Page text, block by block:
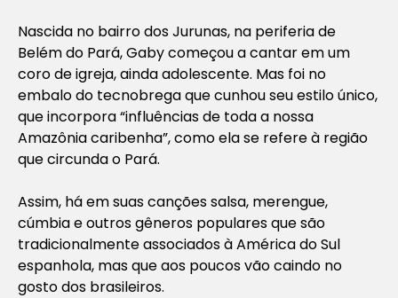
Nascida no bairro dos Jurunas, na periferia de
Belém do Pará, Gaby começou a cantar em um
coro de igreja, ainda adolescente. Mas foi no
embalo do tecnobrega que cunhou seu estilo único,
que incorpora “influências de toda a nossa
Amazônia caribenha”, como ela se refere à região
que circunda o Pará.
Assim, há em suas canções salsa, merengue,
cúmbia e outros gêneros populares que são
tradicionalmente associados à América do Sul
espanhola, mas que aos poucos vão caindo no
gosto dos brasileiros.